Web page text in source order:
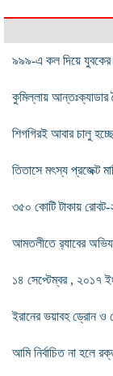
৯৯৯-এ কল দিয়ে যুবকের
কুমিল্লায় আন্তঃক্যাডার
শিগগিরই আবার চালু
তিতাসে মৎস্য প্রজেক্ট
৩৫০ কোটি টাকায় রোবট-২
আমতলীতে র‌্যাবের
১৪ সেপ্টেম্বর , ২০১৭
ইরানের ভয়াবহ ড্রোন ও
আমি নির্বাচিত না হলে